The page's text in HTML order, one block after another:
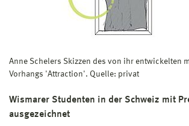
Anne Schelers Skizzen des von ihr entwickelten
Vorhangs 'Attraction'. Quelle: privat
Wismarer Studenten in der Schweiz mit
ausgezeichnet